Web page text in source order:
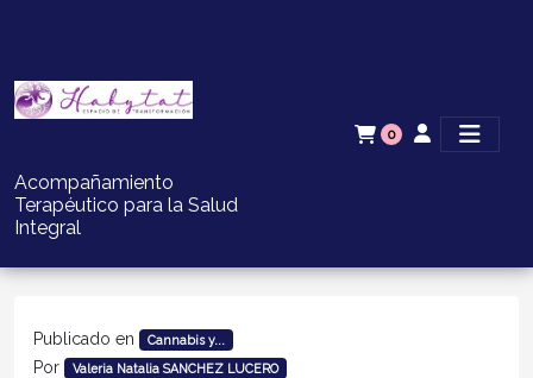
Acompañamiento
Terapéutico para la Salud
Integral
0
Publicado en Cannabis y...
Por Valeria Natalia SANCHEZ LUCERO